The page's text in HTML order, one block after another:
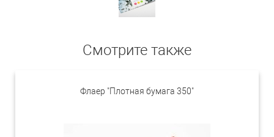
Смотрите также
Флаер "Плотная бумага 350"